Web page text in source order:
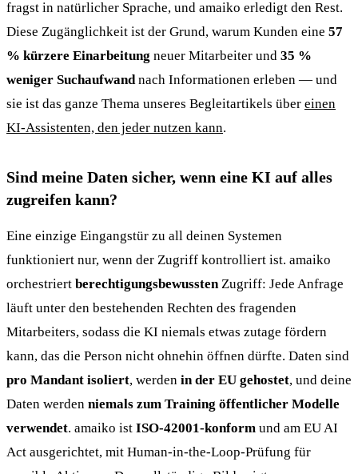
fragst in natürlicher Sprache, und amaiko erledigt den Rest.
Diese Zugänglichkeit ist der Grund, warum Kunden eine 57
% kürzere Einarbeitung neuer Mitarbeiter und 35 %
weniger Suchaufwandnach Informationen erleben — und
sie ist das ganze Thema unseres Begleitartikels über einen
KI-Assistenten, den jeder nutzen kann.
Sind meine Daten sicher, wenn eine KI auf alles
zugreifen kann?
Eine einzige Eingangstür zu all deinen Systemen
funktioniert nur, wenn der Zugriff kontrolliert ist. amaiko
orchestriert berechtigungsbewusstenZugriff: Jede Anfrage
läuft unter den bestehenden Rechten des fragenden
Mitarbeiters, sodass die KI niemals etwas zutage fördern
kann, das die Person nicht ohnehin öffnen dürfte. Daten sind
pro Mandant isoliert, werden in der EU gehostet, und deine
Daten werden niemals zum Training öffentlicher Modelle
verwendet. amaiko ist ISO-42001-konform und am EU AI
Act ausgerichtet, mit Human-in-the-Loop-Prüfung für